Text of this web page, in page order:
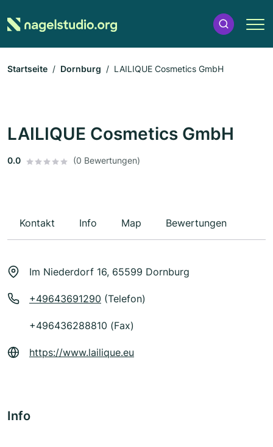
Startseite Dornburg LAILIQUE Cosmetics GmbH
LAILIQUE Cosmetics GmbH
0.0 (0 Bewertungen)
Kontakt Info Map Bewertungen
Im Niederdorf 16, 65599 Dornburg
+49643691290 (Telefon)
+496436288810 (Fax)
https://www.lailique.eu
Info